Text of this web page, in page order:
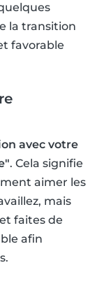
la transition
favorable
avec votre
. Cela signifie
aimer les
mais
faites de
afin